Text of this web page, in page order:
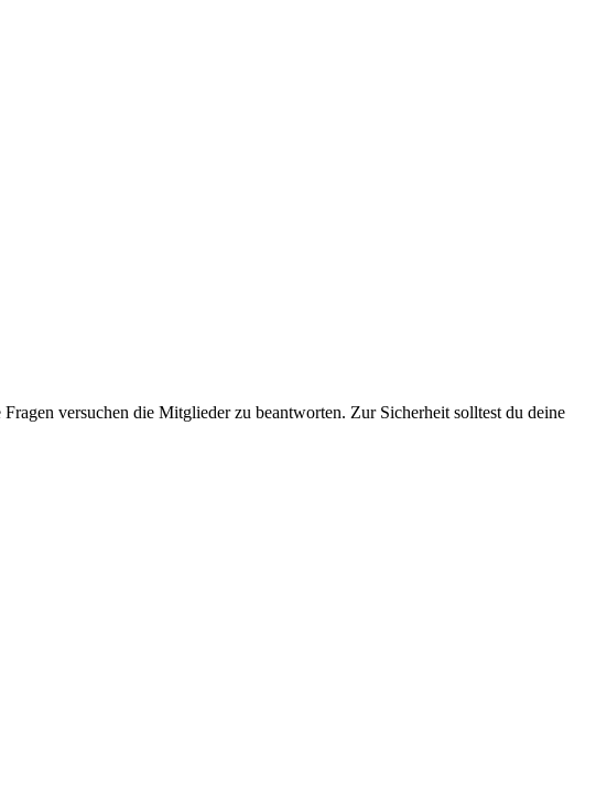
versuchen die Mitglieder zu beantworten. Zur Sicherheit solltest du deine